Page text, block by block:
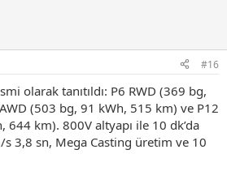
#16
olarak tanıtıldı: P6 RWD (369 bg,
(503 bg, 91 kWh, 515 km) ve P12
644 km). 800V altyapı ile 10 dk’da
3,8 sn, Mega Casting üretim ve 10